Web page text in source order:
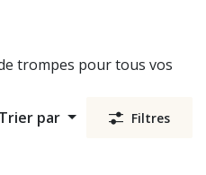
trompes pour tous vos
Trier par
Filtres